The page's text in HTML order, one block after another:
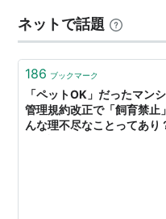
事の人工芝です。パイル
み心地もやわらかく、ペ
ネットで話題
186 ブックマーク
「ペットOK」だったマンシ
管理規約改正で「飼育禁止
んな理不尽なことってあり